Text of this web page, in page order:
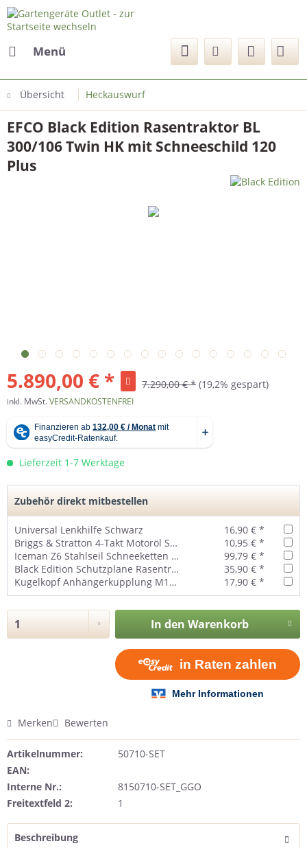
Menü
Übersicht Heckauswurf
EFCO Black Edition Rasentraktor BL
300/106 Twin HK mit Schneeschild 120
Plus
5.890,00 € * 7.290,00 € * (19,2% gespart)
inkl. MwSt.VERSANDKOSTENFREI
Lieferzeit 1-7 Werktage
Zubehör direkt mitbestellen
Universal Lenkhilfe Schwarz
16,90 € *
Briggs & Stratton 4-Takt Motoröl SAE 30 1 Liter - 100007e
10,95 € *
Iceman Z6 Stahlseil Schneeketten 20x10.0-8 inkl. Tasche
99,79 € *
Black Edition Schutzplane Rasentraktor - groß
35,90 € *
Kugelkopf Anhängerkupplung M19 Universal
17,90 € *
In den Warenkorb
Merken Bewerten
Artikelnummer:
50710-SET
EAN:
Interne Nr.:
8150710-SET_GGO
Freitextfeld 2:
1
Beschreibung